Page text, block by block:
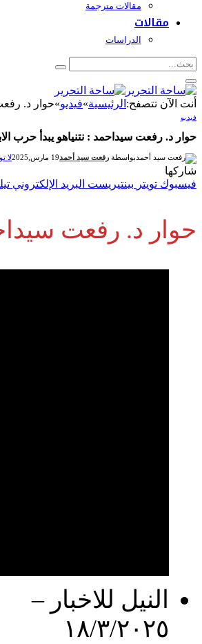
مقالات مترجمة
مقالات
الدراسات
أنت الآن تتصفح: الرئيسية»فيديو»حوار د.
فيديو
حوار د. رفعت سيداحمد : نتنياهو يبدأ حرب
بواسطة رفعت سيد أحمد19 مارس,2025 لا
شاركها
فيسبوك تويتر بينتيريست البريد الإلكتروني
حوار د. رفعت
النيل للاخبار –
١٨/٣/٢٠٢٥